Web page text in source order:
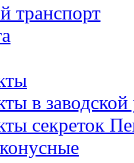
транспорт
в заводской
секреток